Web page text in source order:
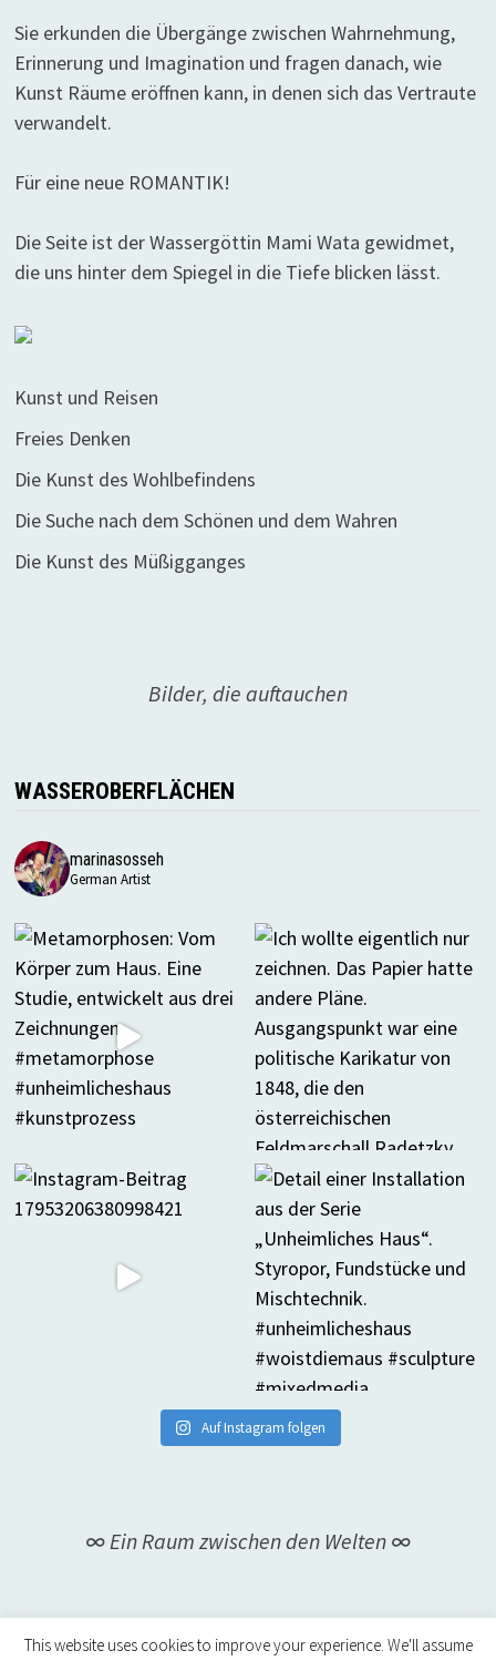
Sie erkunden die Übergänge zwischen Wahrnehmung,
Erinnerung und Imagination und fragen danach, wie
Kunst Räume eröffnen kann, in denen sich das Vertraute
verwandelt.
Für eine neue ROMANTIK!
Die Seite ist der Wassergöttin Mami Wata gewidmet,
die uns hinter dem Spiegel in die Tiefe blicken lässt.
Kunst und Reisen
Freies Denken
Die Kunst des Wohlbefindens
Die Suche nach dem Schönen und dem Wahren
Die Kunst des Müßigganges
Bilder, die auftauchen
WASSEROBERFLÄCHEN
marinasosseh
German Artist
Auf Instagram folgen
∞ Ein Raum zwischen den Welten ∞
This website uses cookies to improve your experience. We'll assume